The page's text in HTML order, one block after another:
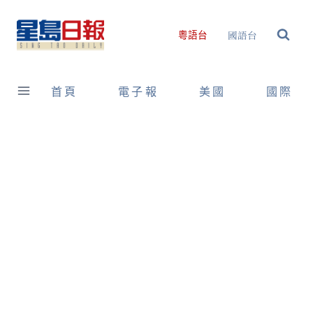
content
粵語台 國語台
首頁 電子報 美國 國際